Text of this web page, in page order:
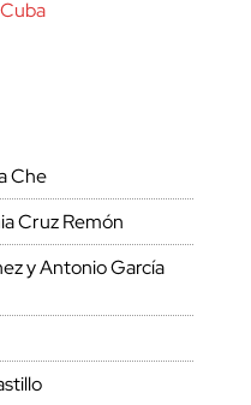
Che
Cruz Remón
y Antonio García